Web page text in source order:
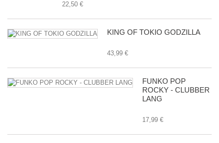
22,50 €
KING OF TOKIO GODZILLA
43,99 €
FUNKO POP
ROCKY - CLUBBER
LANG
17,99 €